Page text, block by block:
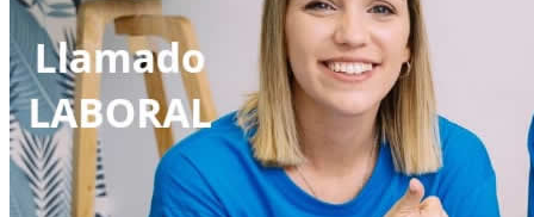
Noticias
Contacto
Ingresa tu Curriculum